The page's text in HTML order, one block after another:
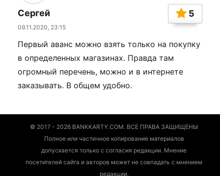
Сергей
09.11.2020, 23:15
5
Первый аванс можно взять только на покупку
в определенных магазинах. Правда там
огромный перечень, можно и в интернете
заказывать. В общем удобно.
© 2017 - 2026 BANKKARTY.COM. ВСЕ ПРАВА ЗАЩИЩЕНЫ
Полное или частичное копирование материалов
допускается только с согласия редакции. Мнение
посетителей сайта и авторов может не совпадать с мнением
редакции.